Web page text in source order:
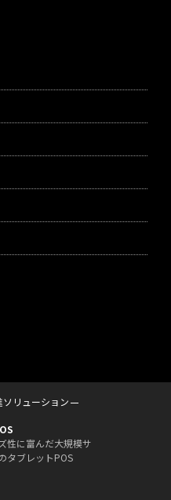
リューション
性に富んだ大規模サ
タブレットPOS